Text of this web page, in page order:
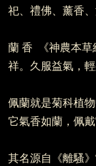
祀、禮佛、薰香
蘭 香 《神農本草
祥。久服益氣，輕
佩蘭就是菊科植
它氣香如蘭，佩
其名源自《離騷